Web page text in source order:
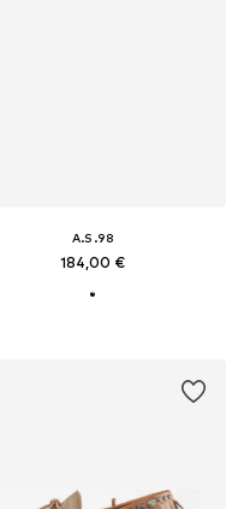
A.S.98
184,00 €